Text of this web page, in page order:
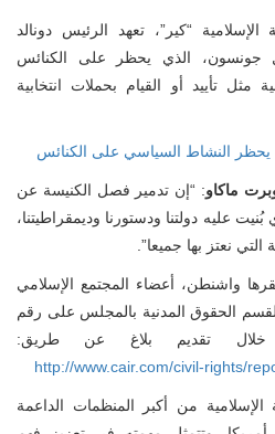
“كير”، تعهد الرئيس دونالد
جونسون، الذي يحظر على الكنائس
تأييد أو القيام بحملات انتخابية
النشاط السياسي على الكنائس
ماكاو: “إن تدمير فصل الكنيسة عن
عليه دولتنا ودستورنا وديمقراطيتنا،
نعتز بها جميعا”.
واشنطن، أعضاء المجتمع الإسلامي
الحقوق المدنية بالمجلس على رقم
http://www.cair.com/civil-rights/
من أكبر المنظمات الداعمة